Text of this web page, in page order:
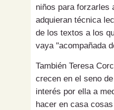
niños para forzarles
adquieran técnica
de los textos a los
vaya "acompañada
También Teresa
crecen en el seno
interés por ella a
hacer en casa